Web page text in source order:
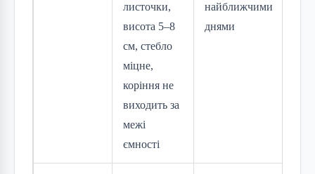
листочки,
висота 5–8
см, стебло
міцне,
коріння не
виходить за
межі
ємності
найближчими
днями